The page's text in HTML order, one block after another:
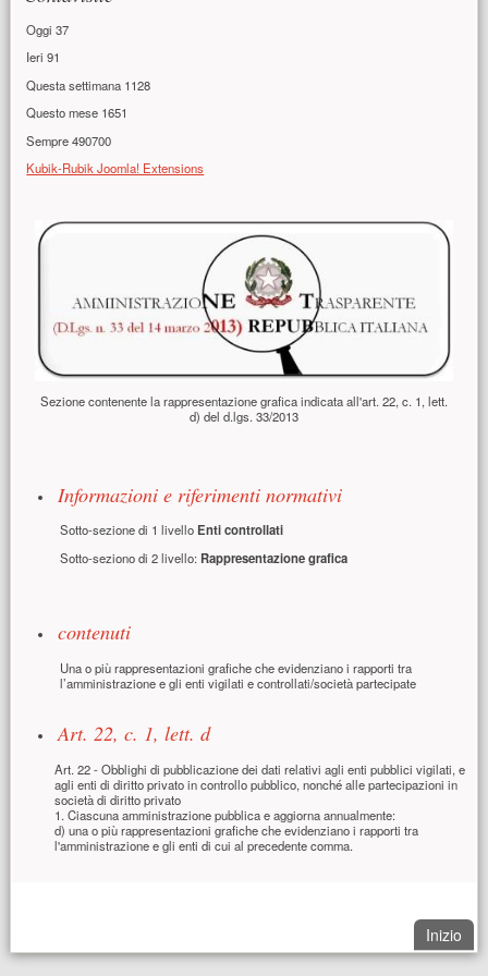
Oggi37
Ieri91
Questa settimana 1128
Questo mese 1651
Sempre490700
Kubik-Rubik Joomla! Extensions
Contenuto principale
Sezione contenente la rappresentazione grafica indicata all'art. 22, c. 1, lett.
d) del d.lgs. 33/2013
Informazioni e riferimenti normativi
Sotto-sezione di 1 livello Enti controllati
Sotto-seziono di 2 livello: Rappresentazione grafica
contenuti
Una o più rappresentazioni grafiche che evidenziano i rapporti tra
l’amministrazione e gli enti vigilati e controllati/società partecipate
Art. 22, c. 1, lett. d
Art. 22 - Obblighi di pubblicazione dei dati relativi agli enti pubblici vigilati, e
agli enti di diritto privato in controllo pubblico, nonché alle partecipazioni in
società di diritto privato
1. Ciascuna amministrazione pubblica e aggiorna annualmente:
d) una o più rappresentazioni grafiche che evidenziano i rapporti tra
l'amministrazione e gli enti di cui al precedente comma.
Inizio.